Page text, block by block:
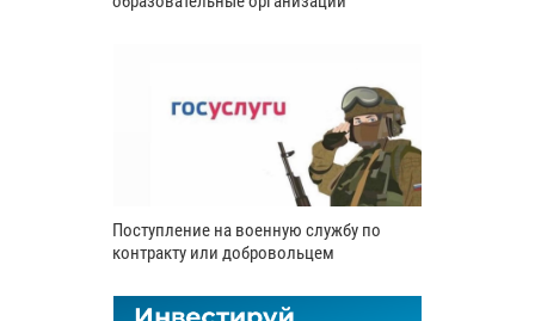
Поступление на военную службу по
контракту или добровольцем